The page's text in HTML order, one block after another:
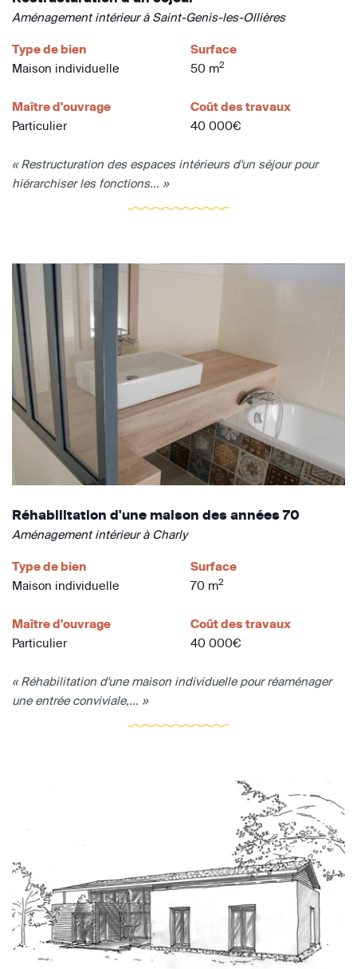
Aménagement intérieur à Saint-Genis-les-Ollières
Type de bien
Maison individuelle
Surface
50 m2
Maître d'ouvrage
Particulier
Coût des travaux
40 000€
« Restructuration des espaces intérieurs d'un séjour pour
hiérarchiser les fonctions... »
Réhabilitation d'une maison des années 70
Aménagement intérieur à Charly
Type de bien
Maison individuelle
Surface
70 m2
Maître d'ouvrage
Particulier
Coût des travaux
40 000€
« Réhabilitation d'une maison individuelle pour réaménager
une entrée conviviale,... »